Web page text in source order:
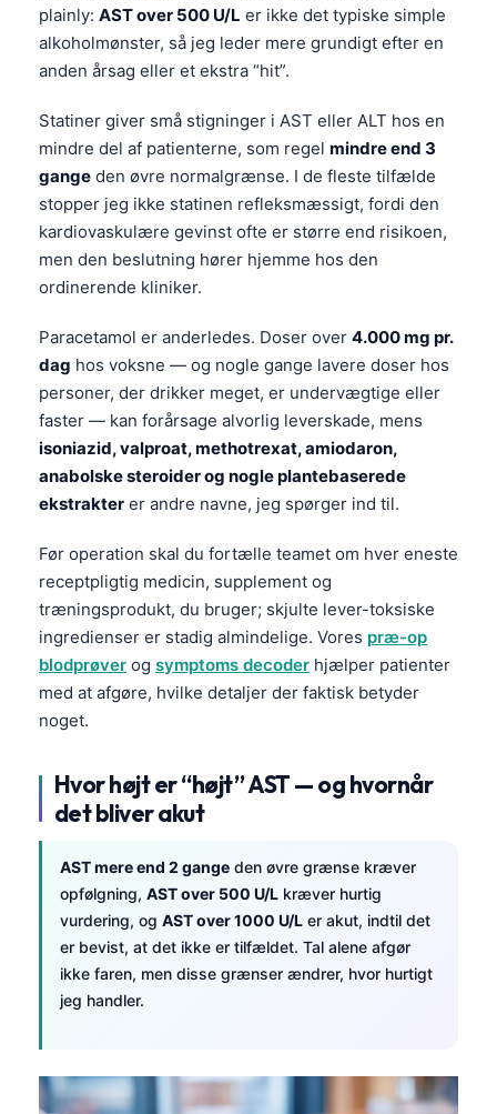
plainly: AST over 500 U/L er ikke det typiske simple
alkoholmønster, så jeg leder mere grundigt efter en
anden årsag eller et ekstra “hit”.
Statiner giver små stigninger i AST eller ALT hos en
mindre del af patienterne, som regel mindre end 3
gange den øvre normalgrænse. I de fleste tilfælde
stopper jeg ikke statinen refleksmæssigt, fordi den
kardiovaskulære gevinst ofte er større end risikoen,
men den beslutning hører hjemme hos den
ordinerende kliniker.
Paracetamol er anderledes. Doser over 4.000 mg pr.
dag hos voksne — og nogle gange lavere doser hos
personer, der drikker meget, er undervægtige eller
faster — kan forårsage alvorlig leverskade, mens
isoniazid, valproat, methotrexat, amiodaron,
anabolske steroider og nogle plantebaserede
ekstrakter er andre navne, jeg spørger ind til.
Før operation skal du fortælle teamet om hver eneste
receptpligtig medicin, supplement og
træningsprodukt, du bruger; skjulte lever-toksiske
ingredienser er stadig almindelige. Vores præ-op
blodprøver og symptoms decoder hjælper patienter
med at afgøre, hvilke detaljer der faktisk betyder
noget.
Hvor højt er “højt” AST — og hvornår
det bliver akut
AST mere end 2 gange den øvre grænse kræver
opfølgning, AST over 500 U/L kræver hurtig
vurdering, og AST over 1000 U/L er akut, indtil det
er bevist, at det ikke er tilfældet. Tal alene afgør
ikke faren, men disse grænser ændrer, hvor hurtigt
jeg handler.
Magyar
বাংলা
اردو
मराठी
తెలుగు
தமிழ்
ગુજરાતી
ಕನ್ನಡ
Tiếng Việt
Tagalog
ไทย
ဗမာစာ
Kiswahili
አማርኛ
Українська
O‘zbekcha
Català
Hrvatski
Slovenčina
پښتو
සිංහල
অসমীয়া